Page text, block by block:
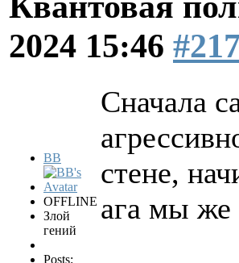
2024 15:46 #217
BB
OFFLINE
Злой
гений
Posts:
Сначала
стене,
ага мы же